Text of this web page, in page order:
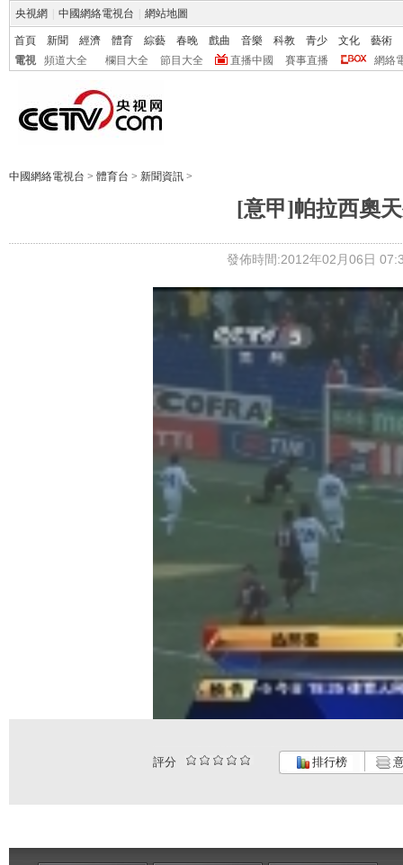
央視網 中國網絡電視台 網站地圖
首頁 新聞 經濟 體育 綜藝 春晚 戲曲 音樂 科教 青少 文化
藝術
電視
頻道大全 欄目大全 節目大全 直播中國 賽事直播 網絡
中國網絡電視台 > 體育台 > 新聞資訊 >
[意甲]帕拉西奧
發佈時間:2012年02月06日
評分 排行榜